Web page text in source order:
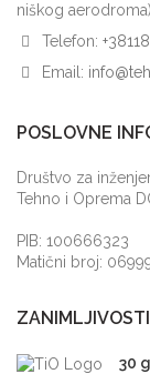
niškog aerodroma)
Telefon:
Email:
POSLOVNE
Društvo za
Tehno i Oprema
PIB: 100666323
Matični broj:
ZANIMLJIVOSTI
30